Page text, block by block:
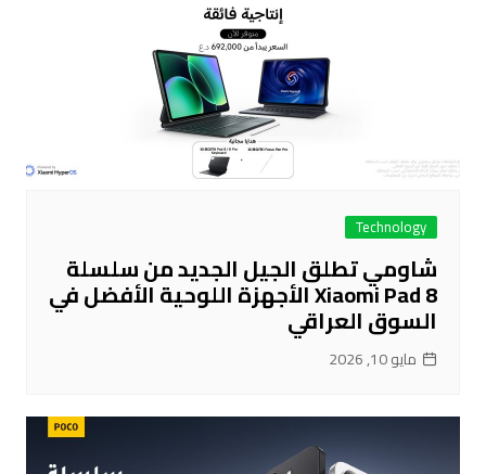
Technology
شاومي تطلق الجيل الجديد من سلسلة
Xiaomi Pad 8 الأجهزة اللوحية الأفضل في
السوق العراقي
مايو 10, 2026